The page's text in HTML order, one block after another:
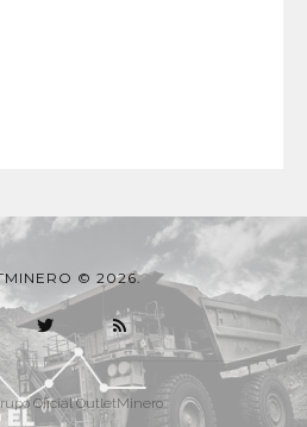
© 2026.
Oficial OutletMinero